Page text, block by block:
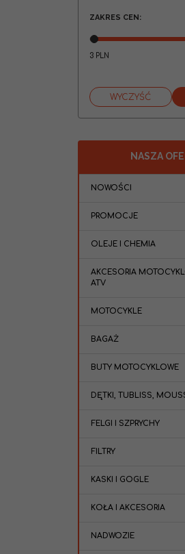
ZAKRES CEN:
3 PLN
NASZA
NOWOŚCI
PROMOCJE
OLEJE I CHEMIA
AKCESORIA
ATV
MOTOCYKLE
BAGAŻ
BUTY MOTOCYKLOWE
DĘTKI, TUBLISS,
FELGI I SZPRYCHY
FILTRY
KASKI I GOGLE
KOŁA I AKCESORIA
NADWOZIE